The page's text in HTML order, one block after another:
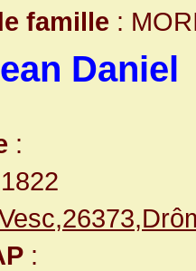
famille :
Daniel
:
: